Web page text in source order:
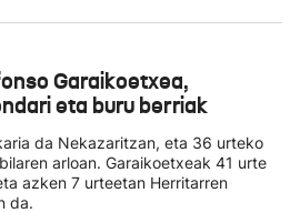
Garaikoetxea,
eta buru berriak
da Nekazaritzan, eta 36 urteko
arloan. Garaikoetxeak 41 urte
azken 7 urteetan Herritarren
da.